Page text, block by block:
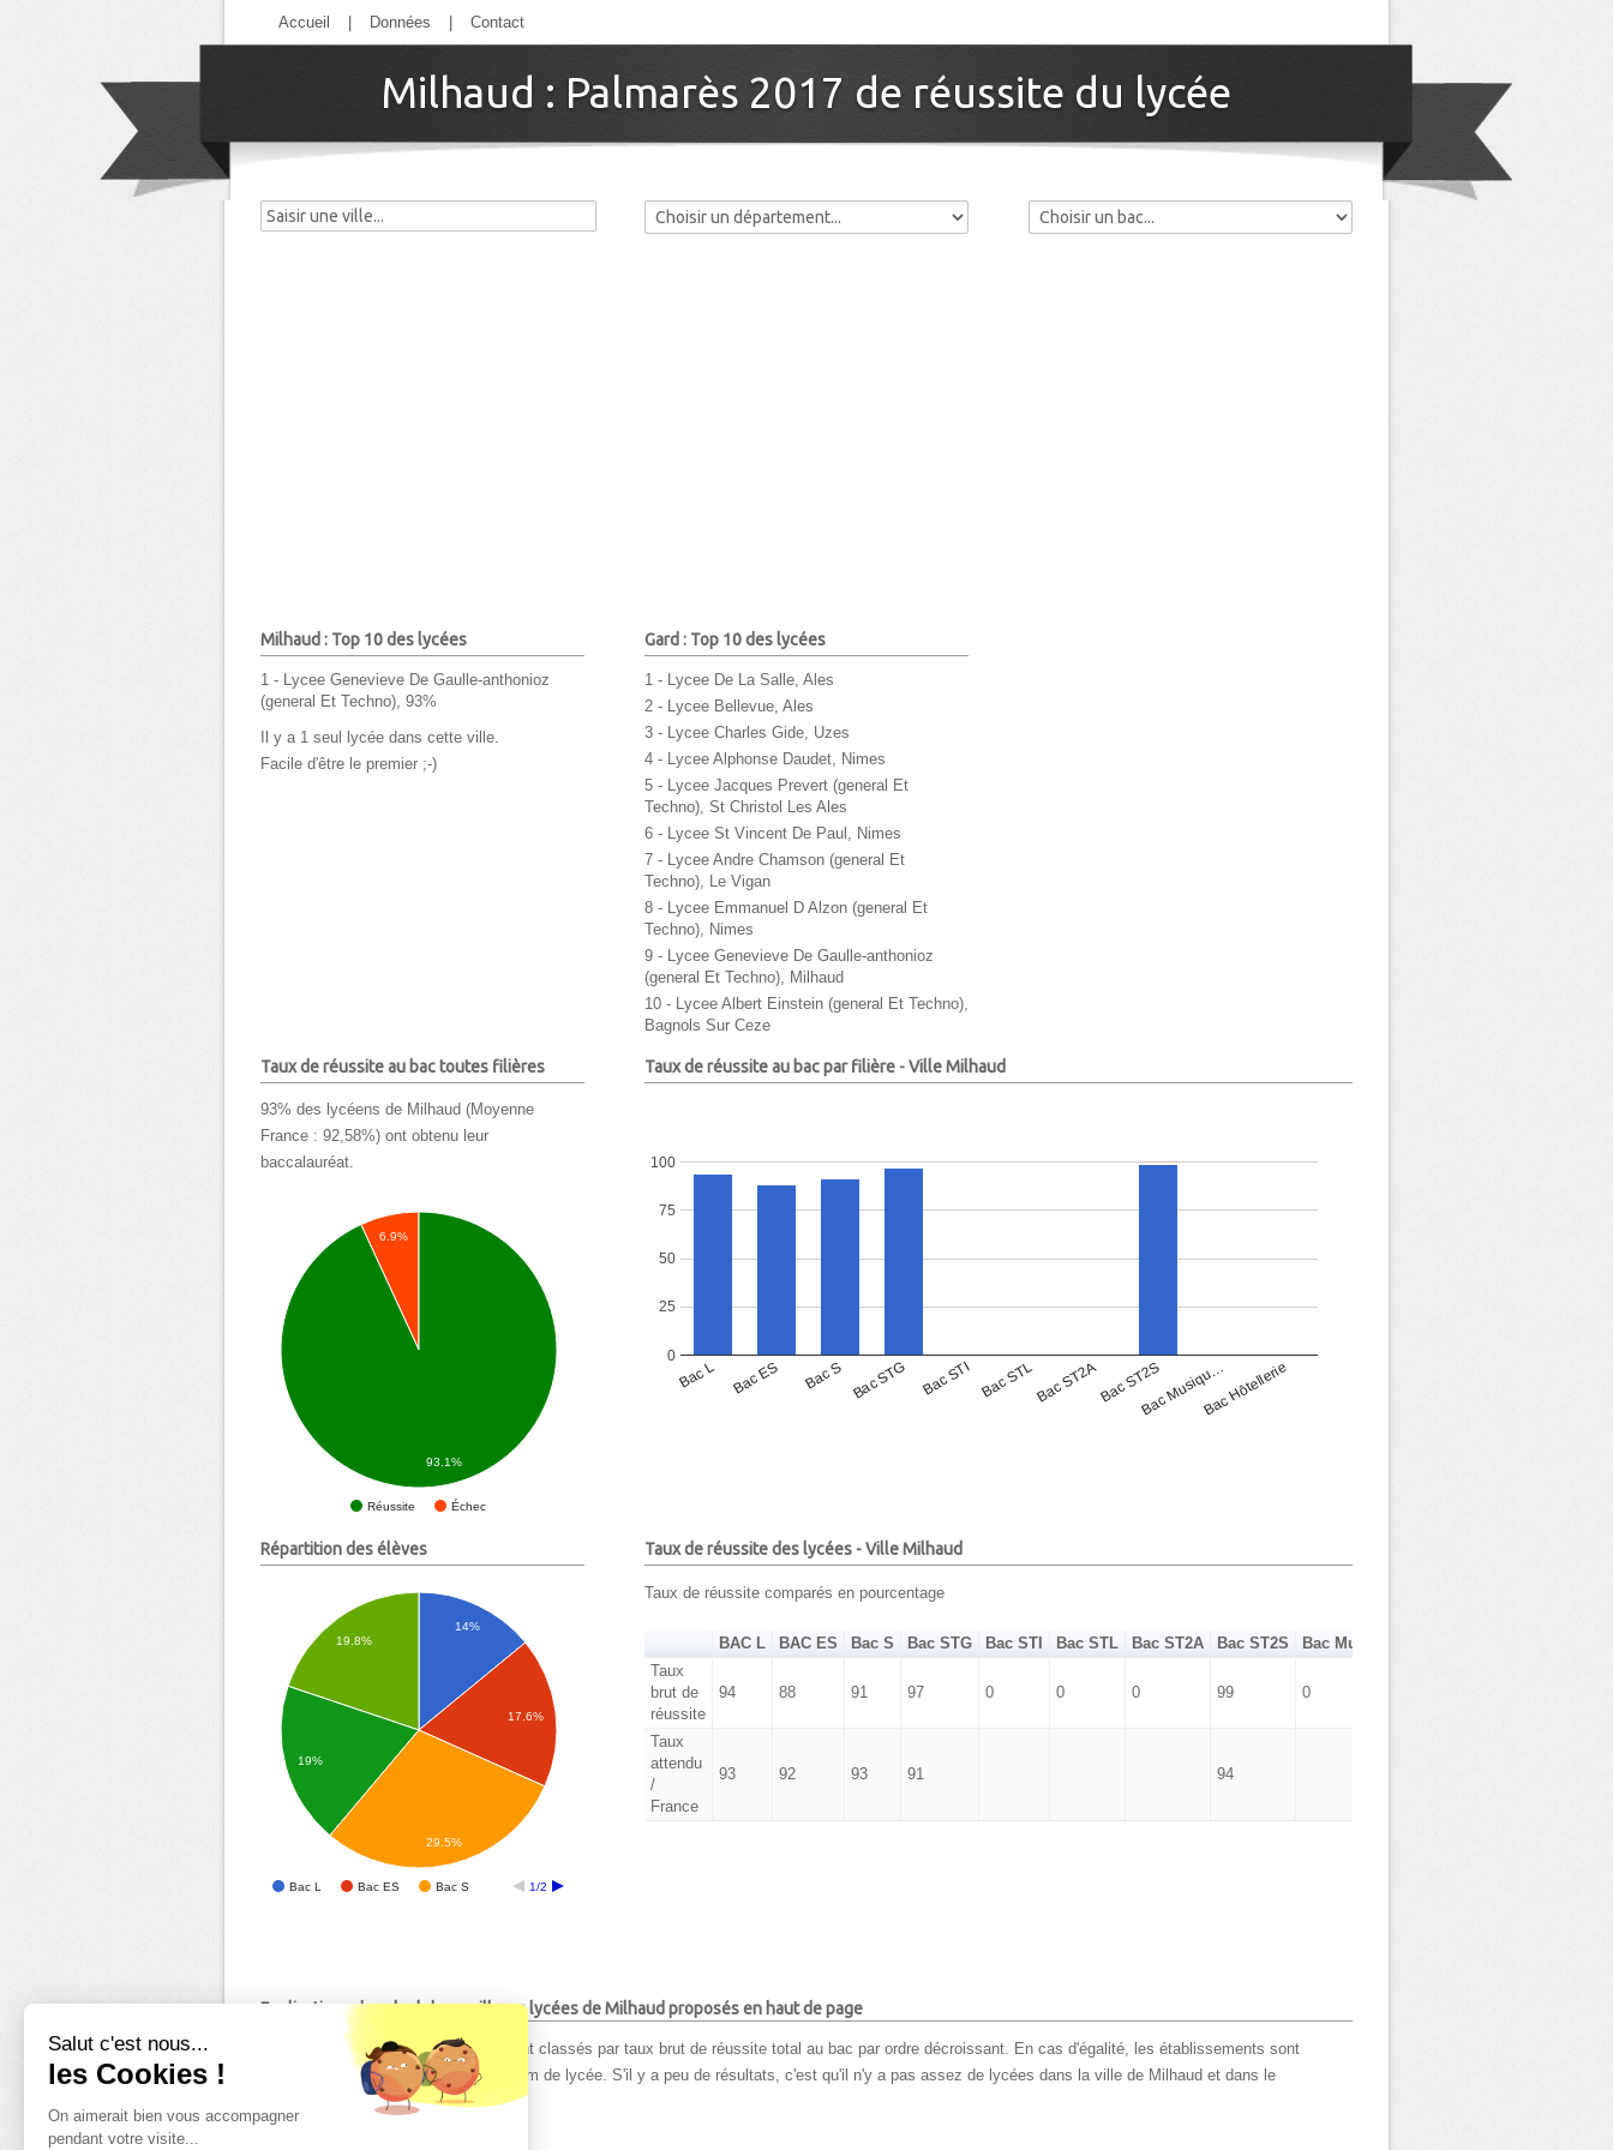
Accueil Données Contact
Milhaud : Palmarès 2017 de réussite du lycée
Milhaud : Top 10 des lycées
1 - Lycee Genevieve De Gaulle-anthonioz
(general Et Techno), 93%
Il y a 1 seul lycée dans cette ville.
Facile d'être le premier ;-)
Gard : Top 10 des lycées
1 - Lycee De La Salle, Ales
2 - Lycee Bellevue, Ales
3 - Lycee Charles Gide, Uzes
4 - Lycee Alphonse Daudet, Nimes
5 - Lycee Jacques Prevert (general Et
Techno), St Christol Les Ales
6 - Lycee St Vincent De Paul, Nimes
7 - Lycee Andre Chamson (general Et
Techno), Le Vigan
8 - Lycee Emmanuel D Alzon (general Et
Techno), Nimes
9 - Lycee Genevieve De Gaulle-anthonioz
(general Et Techno), Milhaud
10 - Lycee Albert Einstein (general Et Techno),
Bagnols Sur Ceze
Taux de réussite au bac toutes filières
93% des lycéens de Milhaud (Moyenne
France : 92,58%) ont obtenu leur
baccalauréat.
Réussite Échec
6.9%
93.1%
Taux de réussite au bac par filière - Ville Milhaud
Bac L Bac ES Bac S Bac STG Bac STI Bac STLBac ST2ABac ST2SBac Musiqu…Bac Hôtellerie
0
25
50
75
100
Répartition des élèves
Bac L Bac ES Bac S 1/2
14%
17.6%
19.8%
19%
29.5%
Taux de réussite des lycées - Ville Milhaud
Taux de réussite comparés en pourcentage
BAC L BAC ES Bac S Bac STG Bac STI Bac STL Bac ST2A Bac ST2S Bac Musique Danse
Taux
brut de
réussite
94 88 91 97 0 0 0 99 0
Taux
attendu
/
France
93 92 93 91 94
Explications du calcul des meilleurs lycées de Milhaud proposés en haut de page
Les lycées affichés dans le top 10 sont classés par taux brut de réussite total au bac par ordre décroissant. En cas d'égalité, les établissements sont
proposés par ordre alphabétique de nom de lycée. S'il y a peu de résultats, c'est qu'il n'y a pas assez de lycées dans la ville de Milhaud et dans le
département Gard.
Salut c'est nous...
les Cookies !
On aimerait bien vous accompagner
pendant votre visite...